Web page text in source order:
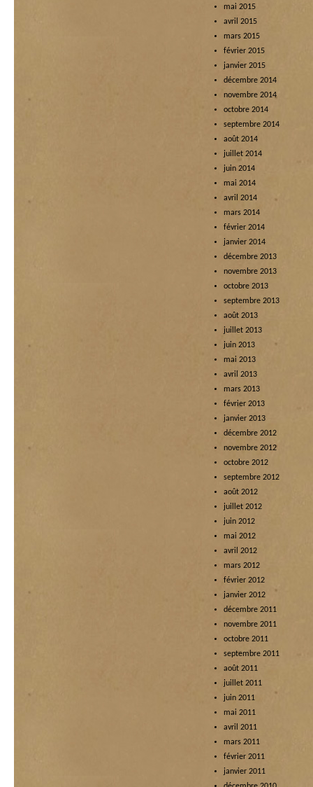
mai 2015
avril 2015
mars 2015
février 2015
janvier 2015
décembre 2014
novembre 2014
octobre 2014
septembre 2014
août 2014
juillet 2014
juin 2014
mai 2014
avril 2014
mars 2014
février 2014
janvier 2014
décembre 2013
novembre 2013
octobre 2013
septembre 2013
août 2013
juillet 2013
juin 2013
mai 2013
avril 2013
mars 2013
février 2013
janvier 2013
décembre 2012
novembre 2012
octobre 2012
septembre 2012
août 2012
juillet 2012
juin 2012
mai 2012
avril 2012
mars 2012
février 2012
janvier 2012
décembre 2011
novembre 2011
octobre 2011
septembre 2011
août 2011
juillet 2011
juin 2011
mai 2011
avril 2011
mars 2011
février 2011
janvier 2011